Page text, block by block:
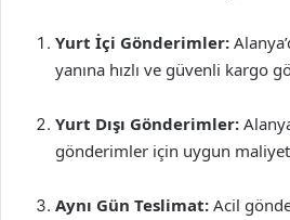
Yurt İçi Gönderimler:
yanına hızlı ve güvenli kargo
Yurt Dışı Gönderimler:
gönderimler için uygun
Aynı Gün Teslimat: Acil